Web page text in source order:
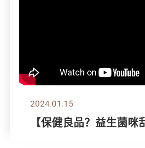
2024.01.15
【保健良品？益生菌咪